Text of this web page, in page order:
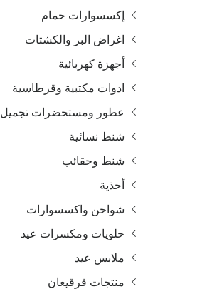
إكسسوارات حمام
اغراض البر والكشتات
أجهزة كهربائية
ادوات مكتبية وقرطاسية
عطور ومستحضرات تجميل
شنط نسائية
شنط وحقائب
أحذية
شواحن واكسسوارات
حلويات ومكسرات عيد
ملابس عيد
منتجات قرقيعان